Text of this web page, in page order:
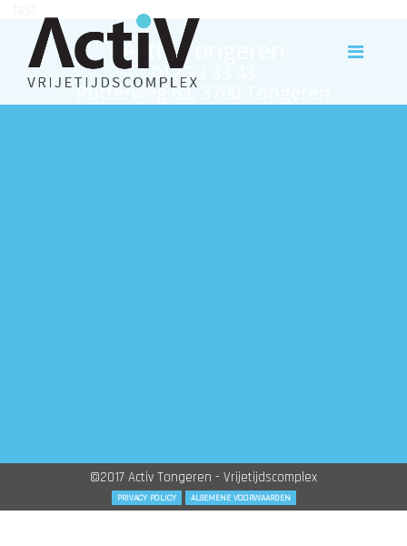
Activ Tongeren
012 23 33 43
Rutterweg 63, 3700 Tongeren
©2017 Activ Tongeren - Vrijetijdscomplex
PRIVACY POLICY ALGEMENE VOORWAARDEN